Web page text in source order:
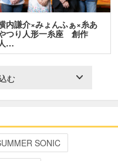
内謙介×みょんふぁ×糸あ
つり人形一糸座 創作
…
む
SONIC